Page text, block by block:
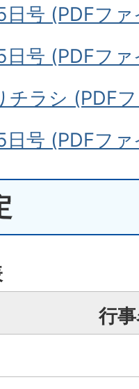
号 (PDFフ
号 (PDFフ
チラシ (PDF
号 (PDFフ
行